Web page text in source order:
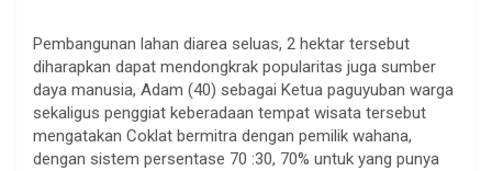
Pembangunan lahan diarea seluas, 2 hektar tersebut
diharapkan dapat mendongkrak popularitas juga sumber
daya manusia, Adam (40) sebagai Ketua paguyuban warga
sekaligus penggiat keberadaan tempat wisata tersebut
mengatakan Coklat bermitra dengan pemilik wahana,
dengan sistem persentase 70 :30, 70% untuk yang punya